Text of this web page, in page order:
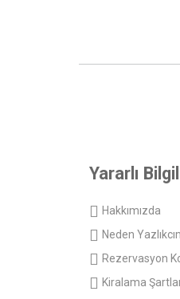
Yararlı
Hakkımızda
Neden
Rezervasyon
Kiralama